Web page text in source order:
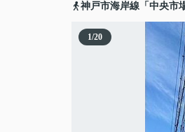
神戸市海岸線「中央市
1/20